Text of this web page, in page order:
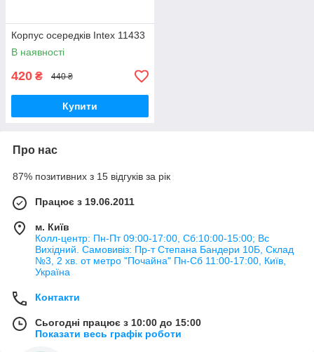
Корпус осередків Intex 11433
В наявності
420 ₴ 440 ₴
Купити
Про нас
87% позитивних з 15 відгуків за рік
Працює з 19.06.2011
м. Київ
Колл-центр: Пн-Пт 09:00-17:00, Сб:10:00-15:00; Вс
Вихідний. Самовивіз: Пр-т Степана Бандери 10Б, Склад
№3, 2 хв. от метро "Почайна" Пн-Cб 11:00-17:00, Київ,
Україна
Контакти
Сьогодні працює з 10:00 до 15:00
Показати весь графік роботи